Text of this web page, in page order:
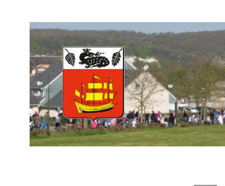
contenu